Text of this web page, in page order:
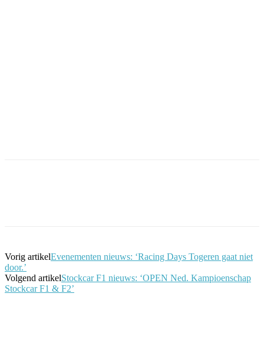
Vorig artikelEvenementen nieuws: ‘Racing Days Togeren gaat niet
door.’
Volgend artikelStockcar F1 nieuws: ‘OPEN Ned. Kampioenschap
Stockcar F1 & F2’